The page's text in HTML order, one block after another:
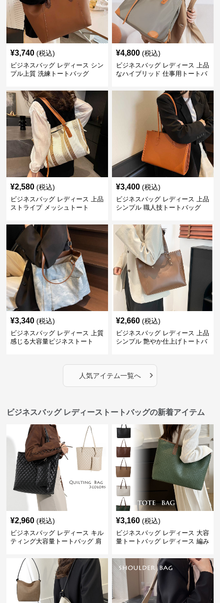
¥3,740 (税込)
ビジネスバッグ レディース シン
プル上質 洗練トートバッグ
¥4,800 (税込)
ビジネスバッグ レディース 上品
なハイブリッド 仕事用トートバ
¥2,580 (税込)
ビジネスバッグ レディース 上品
ストライプ メッシュトート
¥3,400 (税込)
ビジネスバッグ レディース 上品
シンプル 職人技トートバッグ
¥3,340 (税込)
ビジネスバッグ レディース 上質
感じる大容量ビジネストート
¥2,660 (税込)
ビジネスバッグ レディース 上品
シンプル 艶やか仕上げトートバ
人気アイテム一覧へ ›
ビジネスバッグ レディーストートバッグの新着アイテム
¥2,960 (税込)
ビジネスバッグ レディース キル
ティング大容量トートバッグ 肩
¥3,160 (税込)
ビジネスバッグ レディース 大容
量トートバッグ レディース 編み